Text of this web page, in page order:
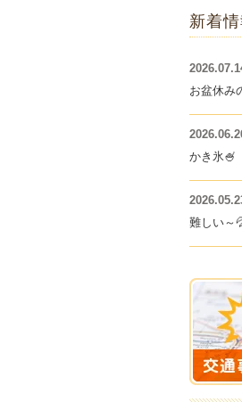
新着情
お盆休み
かき氷🍧
難しい～